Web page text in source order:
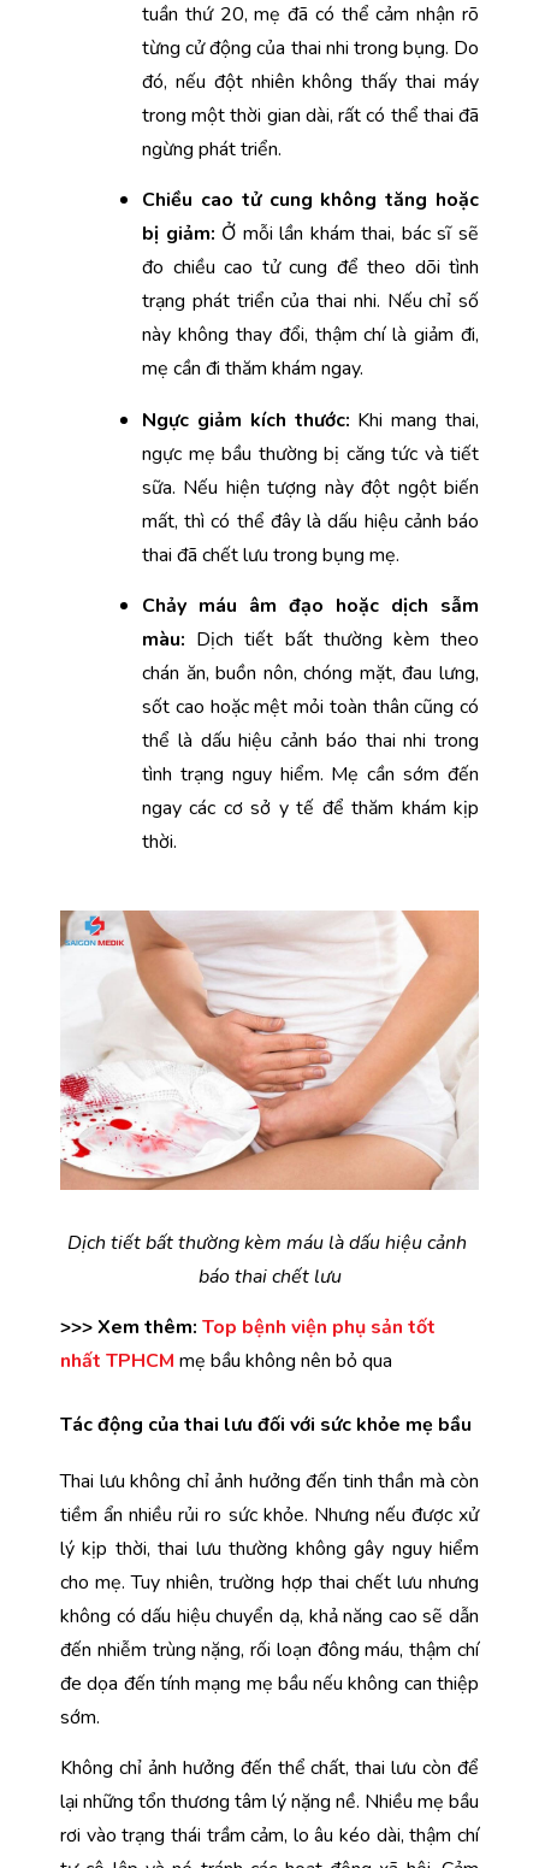
tuần thứ 20, mẹ đã có thể cảm nhận rõ
từng cử động của thai nhi trong bụng. Do
đó, nếu đột nhiên không thấy thai máy
trong một thời gian dài, rất có thể thai đã
ngừng phát triển.
Chiều cao tử cung không tăng hoặc
bị giảm: Ở mỗi lần khám thai, bác sĩ sẽ
đo chiều cao tử cung để theo dõi tình
trạng phát triển của thai nhi. Nếu chỉ số
này không thay đổi, thậm chí là giảm đi,
mẹ cần đi thăm khám ngay.
Ngực giảm kích thước: Khi mang thai,
ngực mẹ bầu thường bị căng tức và tiết
sữa. Nếu hiện tượng này đột ngột biến
mất, thì có thể đây là dấu hiệu cảnh báo
thai đã chết lưu trong bụng mẹ.
Chảy máu âm đạo hoặc dịch sẫm
màu: Dịch tiết bất thường kèm theo
chán ăn, buồn nôn, chóng mặt, đau lưng,
sốt cao hoặc mệt mỏi toàn thân cũng có
thể là dấu hiệu cảnh báo thai nhi trong
tình trạng nguy hiểm. Mẹ cần sớm đến
ngay các cơ sở y tế để thăm khám kịp
thời.
Dịch tiết bất thường kèm máu là dấu hiệu cảnh
báo thai chết lưu
>>> Xem thêm: Top bệnh viện phụ sản tốt
nhất TPHCM mẹ bầu không nên bỏ qua
Tác động của thai lưu đối với sức khỏe mẹ bầu
Thai lưu không chỉ ảnh hưởng đến tinh thần mà còn
tiềm ẩn nhiều rủi ro sức khỏe. Nhưng nếu được xử
lý kịp thời, thai lưu thường không gây nguy hiểm
cho mẹ. Tuy nhiên, trường hợp thai chết lưu nhưng
không có dấu hiệu chuyển dạ, khả năng cao sẽ dẫn
đến nhiễm trùng nặng, rối loạn đông máu, thậm chí
đe dọa đến tính mạng mẹ bầu nếu không can thiệp
sớm.
Không chỉ ảnh hưởng đến thể chất, thai lưu còn để
lại những tổn thương tâm lý nặng nề. Nhiều mẹ bầu
rơi vào trạng thái trầm cảm, lo âu kéo dài, thậm chí